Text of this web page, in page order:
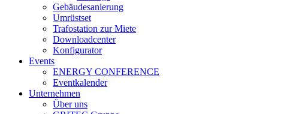
Gebäudesanierung
Umrüstset
Trafostation zur Miete
Downloadcenter
Konfigurator
Events
ENERGY CONFERENCE
Eventkalender
Unternehmen
Über uns